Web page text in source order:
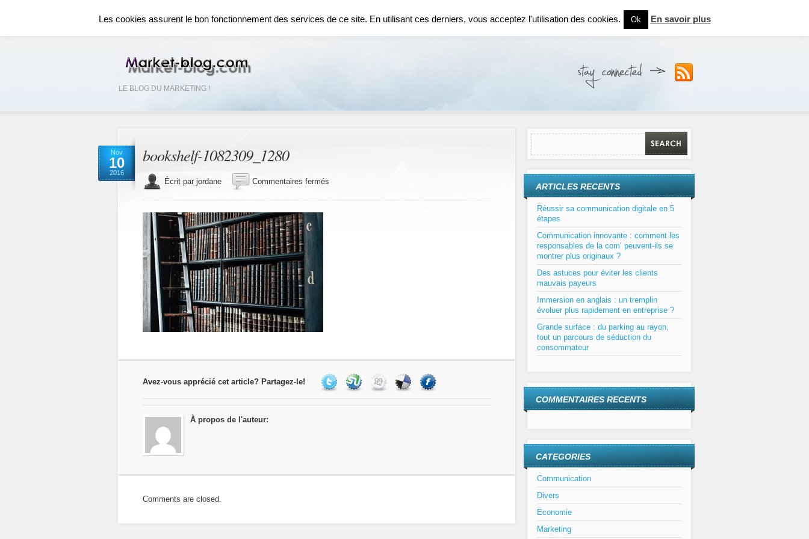
LE BLOG DU MARKETING !
ACCUEIL RÉSEAUX SOCIAUX RÉFÉRENCEMENT SEO COMMUNICATION DIVERS ECONOMIE CONTACT
Nov
10
2016
bookshelf-1082309_1280
Écrit par jordane Commentaires fermés
1082309_1280
Avez-vous apprécié cet article? Partagez-le!
À propos de l'auteur:
Comments are closed.
ARTICLES RECENTS
Réussir sa communication digitale en 5
étapes
Communication innovante : comment les
responsables de la com’ peuvent-ils se
montrer plus originaux ?
Des astuces pour éviter les clients
mauvais payeurs
Immersion en anglais : un tremplin
évoluer plus rapidement en entreprise ?
Grande surface : du parking au rayon,
tout un parcours de séduction du
consommateur
COMMENTAIRES RECENTS
CATEGORIES
Communication
Divers
Economie
Marketing
Les cookies assurent le bon fonctionnement des services de ce site. En utilisant ces derniers, vous acceptez l'utilisation des cookies. Ok En savoir plus